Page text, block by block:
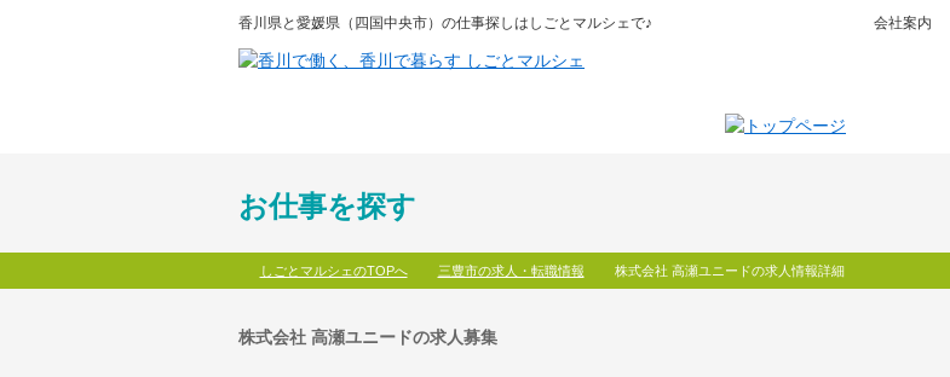
香川県と愛媛県（四国中央市）の仕事探しはしごとマルシェで♪ 会社案内
お仕事を探す
しごとマルシェのTOPへ 三豊市の求人・転職情報 株式会社 高瀬ユニードの求人情報詳細
株式会社 高瀬ユニードの求人募集